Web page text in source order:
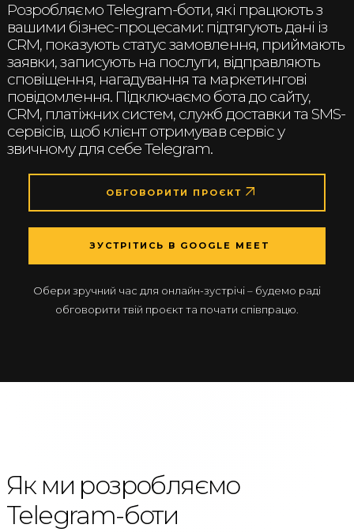
Розробляємо Telegram-боти, які працюють з
вашими бізнес-процесами: підтягують дані із
CRM, показують статус замовлення, приймають
заявки, записують на послуги, відправляють
сповіщення, нагадування та маркетингові
повідомлення. Підключаємо бота до сайту,
CRM, платіжних систем, служб доставки та SMS-
сервісів, щоб клієнт отримував сервіс у
звичному для себе Telegram.
ОБГОВОРИТИ ПРОЄКТ
ЗУСТРІТИСЬ В GOOGLE MEET
Обери зручний час для онлайн-зустрічі – будемо раді
обговорити твій проєкт та почати співпрацю.
Як ми розробляємо
Telegram-боти